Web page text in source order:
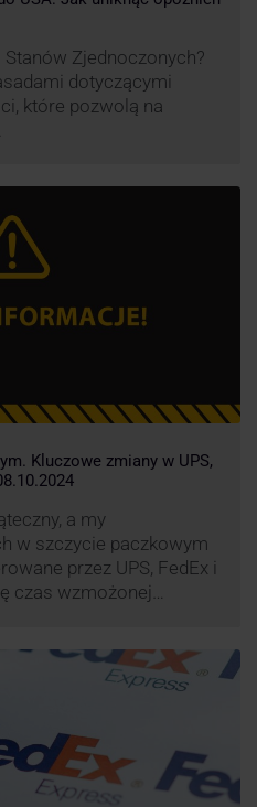
Stanów Zjednoczonych?
dotyczącymi
które pozwolą na
Kluczowe zmiany w UPS,
a my
w szczycie paczkowym
przez UPS, FedEx i
czas wzmożonej
zapewnienie
usług. Dodatkowo
nowe opłaty opisane …